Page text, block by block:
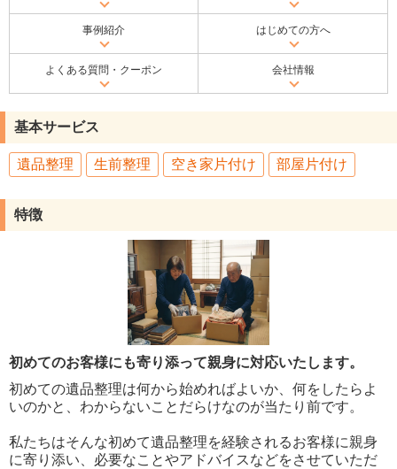
事例紹介 はじめての方へ
よくある質問・クーポン 会社情報
基本サービス
遺品整理 生前整理 空き家片付け 部屋片付け
特徴
初めてのお客様にも寄り添って親身に対応いたします。
初めての遺品整理は何から始めればよいか、何をしたらよ
いのかと、わからないことだらけなのが当たり前です。
私たちはそんな初めて遺品整理を経験されるお客様に親身
に寄り添い、必要なことやアドバイスなどをさせていただ